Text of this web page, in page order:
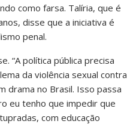
como farsa. Talíria, que é
disse que a iniciativa é
penal.
“A política pública precisa
da violência sexual contra
drama no Brasil. Isso passa
eu tenho que impedir que
com educação